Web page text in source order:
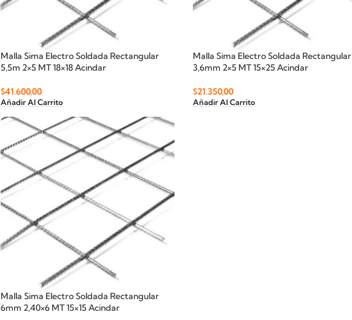
Malla Sima Electro Soldada Rectangular
5,5m 2×5 MT 18×18 Acindar
$41.600,00
Añadir Al Carrito
Malla Sima Electro Soldada Rectangular
3,6mm 2×5 MT 15×25 Acindar
$21.350,00
Añadir Al Carrito
Malla Sima Electro Soldada Rectangular
6mm 2,40×6 MT 15×15 Acindar